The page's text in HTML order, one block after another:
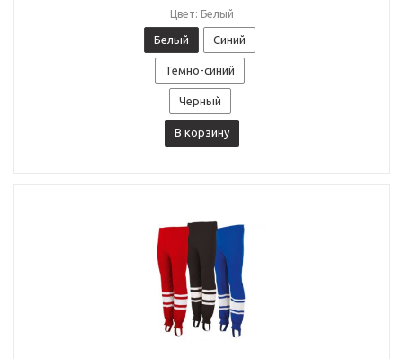
Цвет: Белый
Белый Синий
Темно-синий
Черный
В корзину